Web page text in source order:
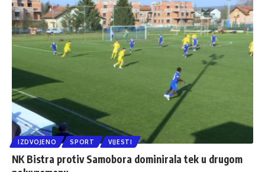
IZDVOJENO SPORT VIJESTI
NK Bistra protiv Samobora dominirala tek u drugom